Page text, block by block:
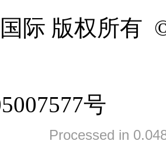
际 版权所有
号
Processed in